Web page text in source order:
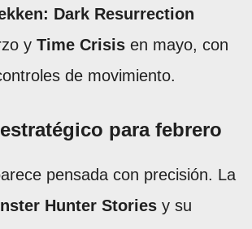
Dark Resurrection
y Time Crisis en mayo, con
de movimiento.
para febrero
pensada con precisión. La
Hunter Stories y su